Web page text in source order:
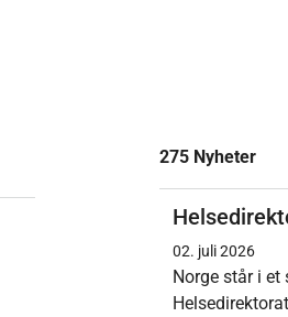
275 Nyheter
02. juli 2026
Norge står i et